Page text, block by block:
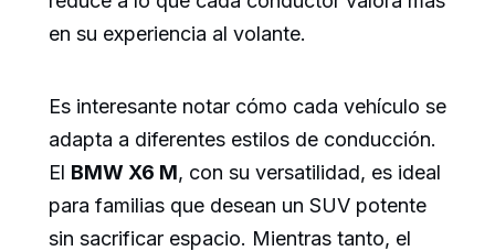
en su experiencia al volante.
Es interesante notar cómo cada vehículo se
adapta a diferentes estilos de conducción.
El BMW X6 M, con su versatilidad, es ideal
para familias que desean un SUV potente
sin sacrificar espacio. Mientras tanto, el